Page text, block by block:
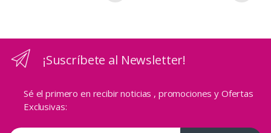
¡Suscríbete al Newsletter!
Sé el primero en recibir noticias , promociones y Ofertas
Exclusivas: